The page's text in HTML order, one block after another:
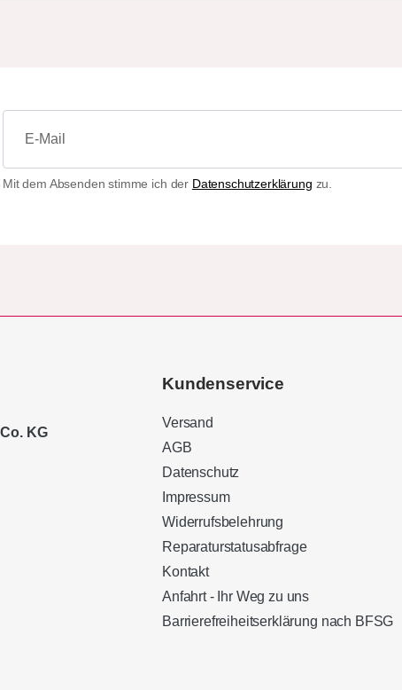
Mit dem Absenden stimme ich der Datenschutzerklärung zu.
KG
Kundenservice
Versand
AGB
Datenschutz
Impressum
Widerrufsbelehrung
Reparaturstatusabfrage
Kontakt
Anfahrt - Ihr Weg zu uns
Barrierefreiheitserklärung nach BFSG